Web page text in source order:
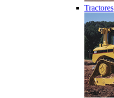
Tractores